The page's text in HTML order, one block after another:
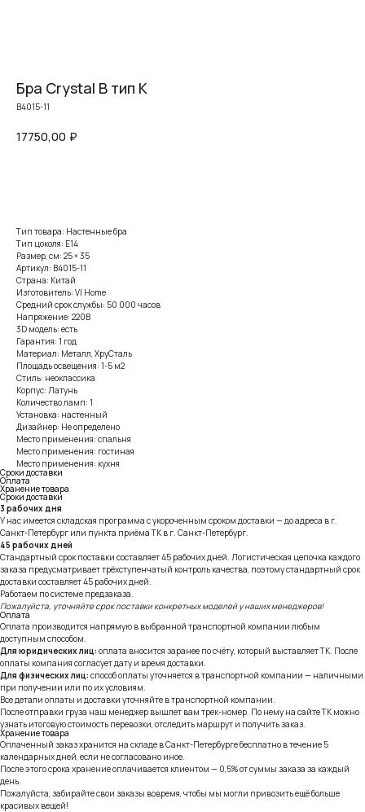
Бра Crystal B тип K
B4015-11
17750,00 ₽
Тип товара: Настенные бра
Тип цоколя: E14
Размер, см: 25 × 35
Артикул: B4015-11
Страна: Китай
Изготовитель: VI Home
Средний срок службы: 50 000 часов
Напряжение: 220В
3D модель: есть
Гарантия: 1 год
Материал: Металл, ХруСталь
Площадь освещения: 1-5 м2
Стиль: неоклассика
Корпус: Латунь
Количество ламп: 1
Установка: настенный
Дизайнер: Не определено
Место применения: спальня
Место применения: гостиная
Место применения: кухня
Сроки доставки
Оплата
Хранение товара
Сроки доставки
3 рабочих дня
У нас имеется складская программа с укороченным сроком доставки — до адреса в г.
Санкт-Петербург или пункта приёма ТК в г. Санкт-Петербург.
45 рабочих дней
Стандартный срок поставки составляет 45 рабочих дней. Логистическая цепочка каждого
заказа предусматривает трёхступенчатый контроль качества, поэтому стандартный срок
доставки составляет 45 рабочих дней.
Работаем по системе предзаказа.
Пожалуйста, уточняйте срок поставки конкретных моделей у наших менеджеров!
Оплата
Оплата производится напрямую в выбранной транспортной компании любым
доступным способом.
Для юридических лиц: оплата вносится заранее по счёту, который выставляет ТК. После
оплаты компания согласует дату и время доставки.
Для физических лиц: способ оплаты уточняется в транспортной компании — наличными
при получении или по их условиям.
Все детали оплаты и доставки уточняйте в транспортной компании.
После отправки груза наш менеджер вышлет вам трек-номер. По нему на сайте ТК можно
узнать итоговую стоимость перевозки, отследить маршрут и получить заказ.
Хранение товара
Оплаченный заказ хранится на складе в Санкт-Петербурге бесплатно в течение 5
календарных дней, если не согласовано иное.
После этого срока хранение оплачивается клиентом — 0,5% от суммы заказа за каждый
день.
Пожалуйста, забирайте свои заказы вовремя, чтобы мы могли привозить ещё больше
красивых вещей!